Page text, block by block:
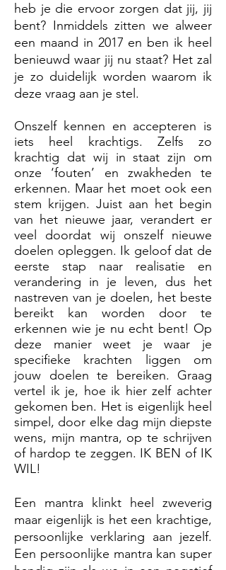
heb je die ervoor zorgen dat jij, jij
bent? Inmiddels zitten we alweer
een maand in 2017 en ben ik heel
benieuwd waar jij nu staat? Het zal
je zo duidelijk worden waarom ik
deze vraag aan je stel.
Onszelf kennen en accepteren is
iets heel krachtigs. Zelfs zo
krachtig dat wij in staat zijn om
onze ‘fouten’ en zwakheden te
erkennen. Maar het moet ook een
stem krijgen. Juist aan het begin
van het nieuwe jaar, verandert er
veel doordat wij onszelf nieuwe
doelen opleggen. Ik geloof dat de
eerste stap naar realisatie en
verandering in je leven, dus het
nastreven van je doelen, het beste
bereikt kan worden door te
erkennen wie je nu echt bent! Op
deze manier weet je waar je
specifieke krachten liggen om
jouw doelen te bereiken. Graag
vertel ik je, hoe ik hier zelf achter
gekomen ben. Het is eigenlijk heel
simpel, door elke dag mijn diepste
wens, mijn mantra, op te schrijven
of hardop te zeggen. IK BEN of IK
WIL!
Een mantra klinkt heel zweverig
maar eigenlijk is het een krachtige,
persoonlijke verklaring aan jezelf.
Een persoonlijke mantra kan super